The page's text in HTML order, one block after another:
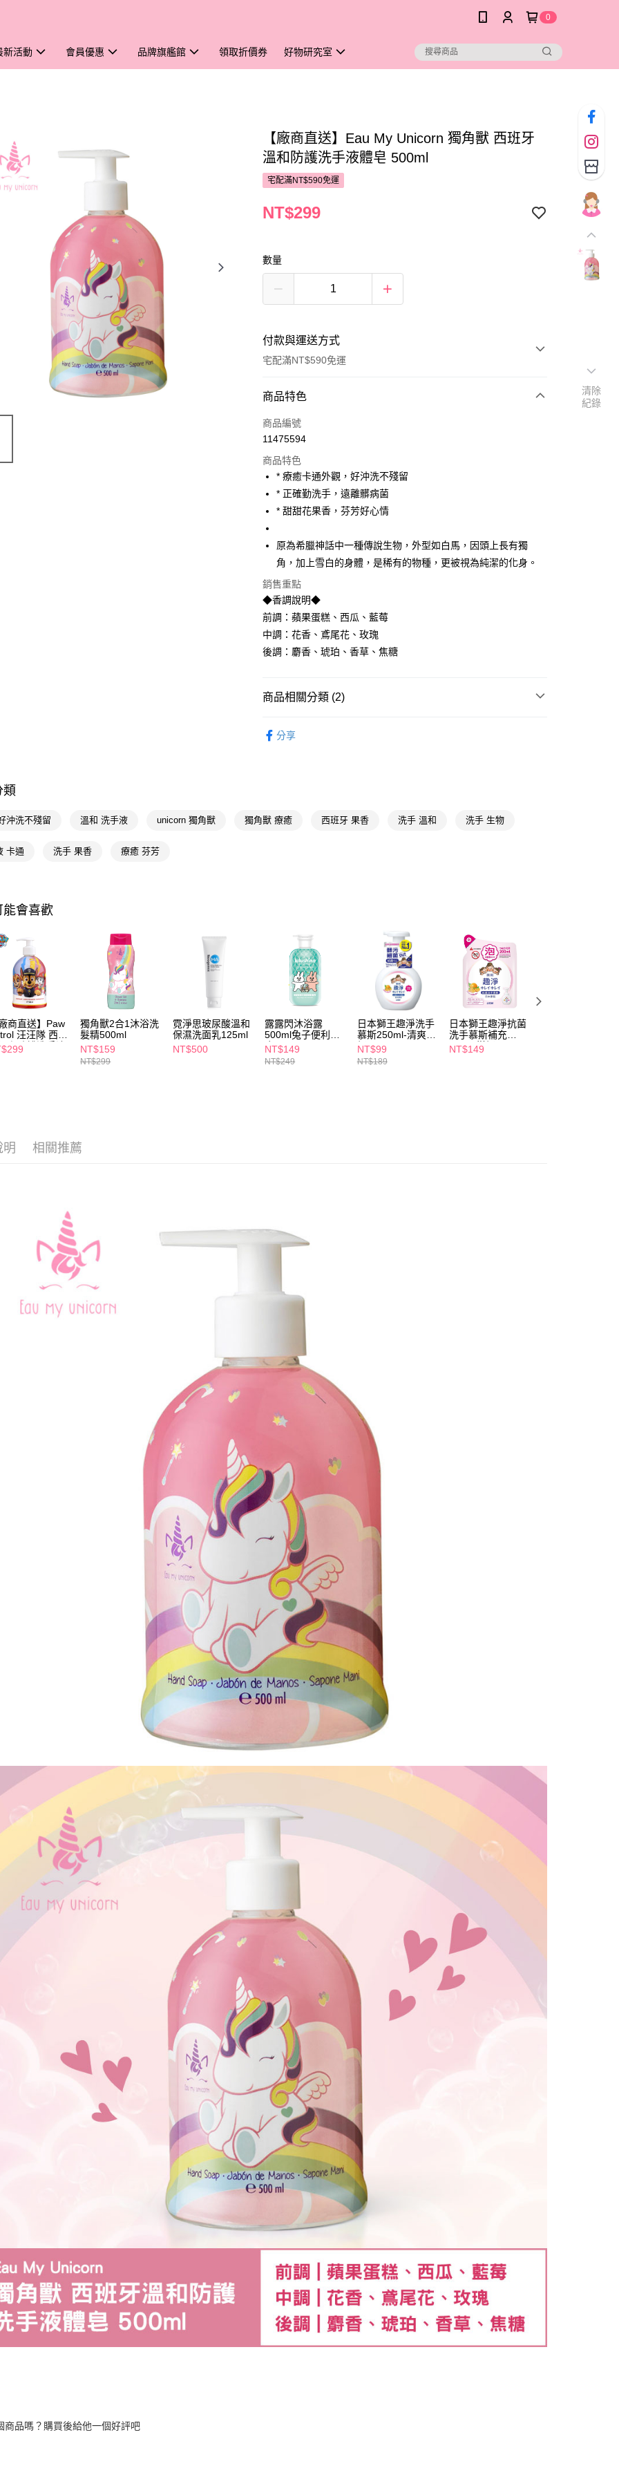
0
新活動 會員優惠 品牌旗艦館 領取折價券 好物研究室
【廠商直送】Eau My Unicorn 獨角獸 西班牙
溫和防護洗手液體皂 500ml
宅配滿NT$590免運
NT$299
數量
付款與運送方式
宅配滿NT$590免運
付款方式
POYA支付
LINE Pay
Apple Pay
悠遊付
AFTEE先享後付
相關說明
【關於「AFTEE先享後付」】
AFTEE先享後付是「在收到商品之後才付款」的支付方式。 讓您購物簡單
便利好安心！
３．安心：先確認商品／服務後，再付款。
１．於結帳方式選擇「AFTEE先享後付」後，將跳轉至「AFTEE先享後
付」結帳頁面，進行簡訊認證並確認金額後，即可完成結帳。
先享後付繳納相關費用。
https://aftee.tw/terms/#terms3
３．未成年的使用者請事先徵得法定代理人或監護人之同意方可使用
「AFTEE先享後付」，若未經同意申辦者引起之損失，本公司不負相關責
４．使用「AFTEE先享後付」時，將依據個別帳號之用戶狀況，依本公司
即時審查核予不同之上限額度；若仍有額度不足之情形，本公司將視審查
５．嚴禁一人註冊多個帳號或使用他人資訊註冊。若發現惡意使用之情
形，恩沛科技股份有限公司將有權停止該用戶之使用額度並採取法律行
動。
運送方式
每筆NT$100，滿NT$590(含以上)免運費
宅配(離島廠商直送🚚)
商品特色
商品編號
11475594
商品特色
* 療癒卡通外觀，好沖洗不殘留
* 正確勤洗手，遠離髒病菌
* 甜甜花果香，芬芳好心情
原為希臘神話中一種傳說生物，外型如白馬，因頭上長有獨
角，加上雪白的身體，是稀有的物種，更被視為純潔的化身。
銷售重點
◆香調說明◆
前調：蘋果蛋糕、西瓜、藍莓
中調：花香、鳶尾花、玫瑰
後調：麝香、琥珀、香草、焦糖
商品相關分類 (2)
分享
類
沖洗不殘留 溫和 洗手液 unicorn 獨角獸 獨角獸 療癒 西班牙 果香 洗手 溫和 洗手 生物
卡通 洗手 果香 療癒 芬芳
能會喜歡
廠商直送】Paw
汪汪隊 西班
和防護洗手液
500ml
獨角獸2合1沐浴洗
髮精500ml
NT$159
NT$299
霓淨思玻尿酸溫和
保濕洗面乳125ml
NT$500
露露閃沐浴露
500ml兔子便利商
店
NT$149
NT$249
日本獅王趣淨洗手
慕斯250ml-清爽柑
橘
NT$99
NT$189
日本獅王趣淨抗菌
洗手慕斯補充
200ml柑橘
NT$149
明 相關推薦
商品嗎？購買後給他一個好評吧
清除
紀錄